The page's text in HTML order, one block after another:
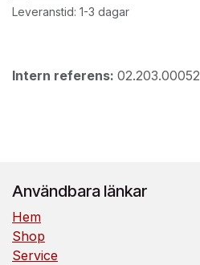
Leveranstid: 1-3 dagar
Intern referens: 02.203.00052
Användbara länkar
Hem
Shop
Service